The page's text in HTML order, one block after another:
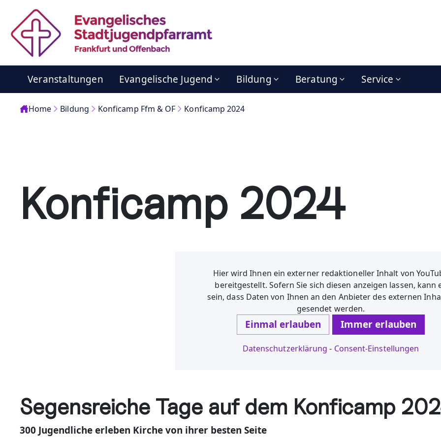
Veranstaltungen Evangelische Jugend Bildung Beratung Service
Home Bildung Konficamp Ffm & OF Konficamp 2024
Konficamp 2024
Hier wird Ihnen ein externer redaktioneller Inhalt von
bereitgestellt. Sofern Sie sich diesen anzeigen lassen, kann
sein, dass Daten von Ihnen an den Anbieter des externen
gesendet werden.
Einmal erlauben Immer erlauben
Datenschutzerklärung - Consent-Einstellungen
Segensreiche Tage auf dem Konficamp
300 Jugendliche erleben Kirche von ihrer besten Seite